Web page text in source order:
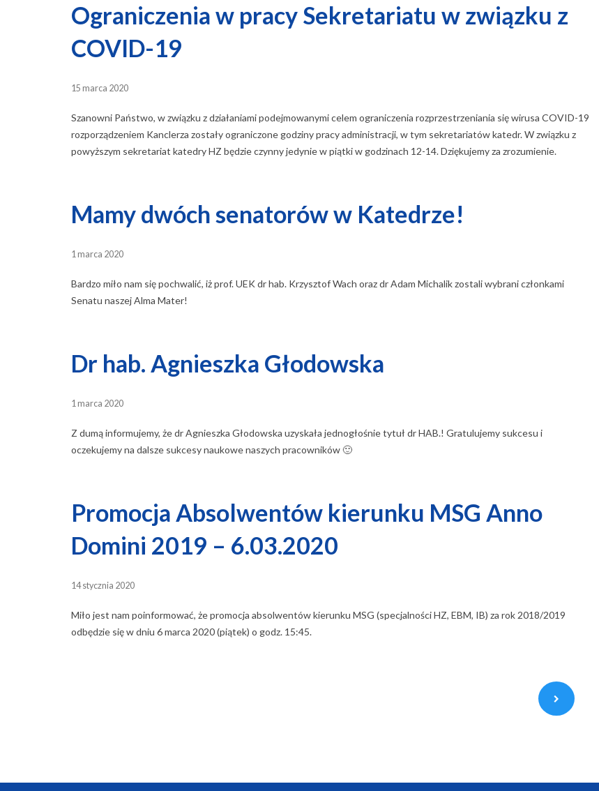
Ograniczenia w pracy Sekretariatu w związku z
COVID-19
15 marca 2020
Szanowni Państwo, w związku z działaniami podejmowanymi celem ograniczenia rozprzestrzeniania się wirusa COVID-19
rozporządzeniem Kanclerza zostały ograniczone godziny pracy administracji, w tym sekretariatów katedr. W związku z
powyższym sekretariat katedry HZ będzie czynny jedynie w piątki w godzinach 12-14. Dziękujemy za zrozumienie.
Mamy dwóch senatorów w Katedrze!
1 marca 2020
Bardzo miło nam się pochwalić, iż prof. UEK dr hab. Krzysztof Wach oraz dr Adam Michalik zostali wybrani członkami
Senatu naszej Alma Mater!
Dr hab. Agnieszka Głodowska
1 marca 2020
Z dumą informujemy, że dr Agnieszka Głodowska uzyskała jednogłośnie tytuł dr HAB.! Gratulujemy sukcesu i
oczekujemy na dalsze sukcesy naukowe naszych pracowników 🙂
Promocja Absolwentów kierunku MSG Anno
Domini 2019 – 6.03.2020
14 stycznia 2020
Miło jest nam poinformować, że promocja absolwentów kierunku MSG (specjalności HZ, EBM, IB) za rok 2018/2019
odbędzie się w dniu 6 marca 2020 (piątek) o godz. 15:45.